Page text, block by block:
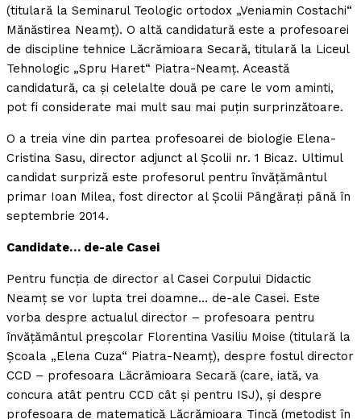
(titulară la Seminarul Teologic ortodox „Veniamin Costachi“
Mănăstirea Neamţ). O altă candidatură este a profesoarei
de discipline tehnice Lăcrămioara Secară, titulară la Liceul
Tehnologic „Spru Haret“ Piatra-Neamţ. Această
candidatură, ca şi celelalte două pe care le vom aminti,
pot fi considerate mai mult sau mai puţin surprinzătoare.
O a treia vine din partea profesoarei de biologie Elena-
Cristina Sasu, director adjunct al Şcolii nr. 1 Bicaz. Ultimul
candidat surpriză este profesorul pentru învăţământul
primar Ioan Milea, fost director al Şcolii Pângăraţi până în
septembrie 2014.
Candidate… de-ale Casei
Pentru funcţia de director al Casei Corpului Didactic
Neamţ se vor lupta trei doamne… de-ale Casei. Este
vorba despre actualul director – profesoara pentru
învăţământul preşcolar Florentina Vasiliu Moise (titulară la
Şcoala „Elena Cuza“ Piatra-Neamţ), despre fostul director
CCD – profesoara Lăcrămioara Secară (care, iată, va
concura atât pentru CCD cât şi pentru ISJ), şi despre
profesoara de matematică Lăcrămioara Tincă (metodist în